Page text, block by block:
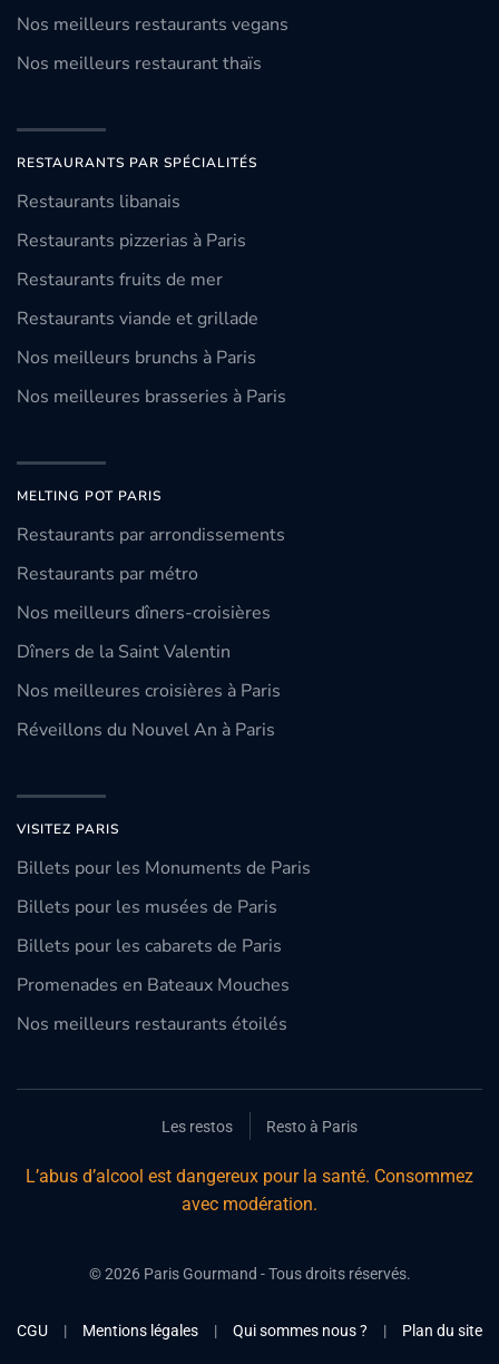
Nos meilleurs restaurants vegans
Nos meilleurs restaurant thaïs
RESTAURANTS PAR SPÉCIALITÉS
Restaurants libanais
Restaurants pizzerias à Paris
Restaurants fruits de mer
Restaurants viande et grillade
Nos meilleurs brunchs à Paris
Nos meilleures brasseries à Paris
MELTING POT PARIS
Restaurants par arrondissements
Restaurants par métro
Nos meilleurs dîners-croisières
Dîners de la Saint Valentin
Nos meilleures croisières à Paris
Réveillons du Nouvel An à Paris
VISITEZ PARIS
Billets pour les Monuments de Paris
Billets pour les musées de Paris
Billets pour les cabarets de Paris
Promenades en Bateaux Mouches
Nos meilleurs restaurants étoilés
Les restos Resto à Paris
L’abus d’alcool est dangereux pour la santé. Consommez
avec modération.
©2026Paris Gourmand - Tous droits réservés.
CGU | Mentions légales | Qui sommes nous ? | Plan du site